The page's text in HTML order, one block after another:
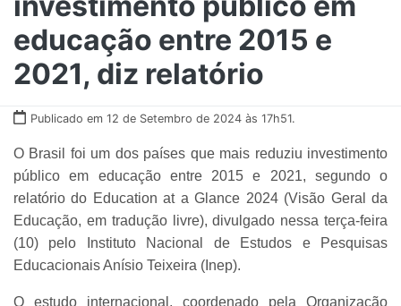
educação entre 2015 e
2021, diz relatório
Publicado em 12 de Setembro de 2024 às 17h51.
O Brasil foi um dos países que mais reduziu investimento
público em educação entre 2015 e 2021, segundo o
relatório do Education at a Glance 2024 (Visão Geral da
Educação, em tradução livre), divulgado nessa terça-feira
(10) pelo Instituto Nacional de Estudos e Pesquisas
Educacionais Anísio Teixeira (Inep).
O estudo internacional, coordenado pela Organização